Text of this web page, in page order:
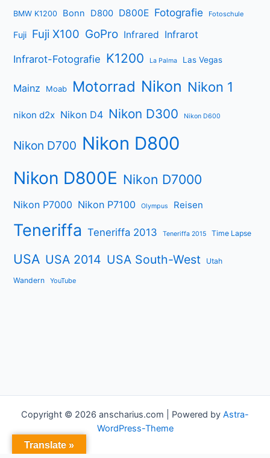
BMW K1200 Bonn D800 D800E Fotografie Fotoschule
Fuji Fuji X100 GoPro Infrared Infrarot
Infrarot-Fotografie K1200 La Palma Las Vegas
Mainz Moab Motorrad Nikon Nikon 1
nikon d2x Nikon D4 Nikon D300 Nikon D600
Nikon D700 Nikon D800
Nikon D800E Nikon D7000
Nikon P7000 Nikon P7100 Olympus Reisen
Teneriffa Teneriffa 2013 Teneriffa 2015 Time Lapse
USA USA 2014 USA South-West Utah
Wandern YouTube
Copyright © 2026 anscharius.com | Powered by Astra-
WordPress-Theme
Translate »